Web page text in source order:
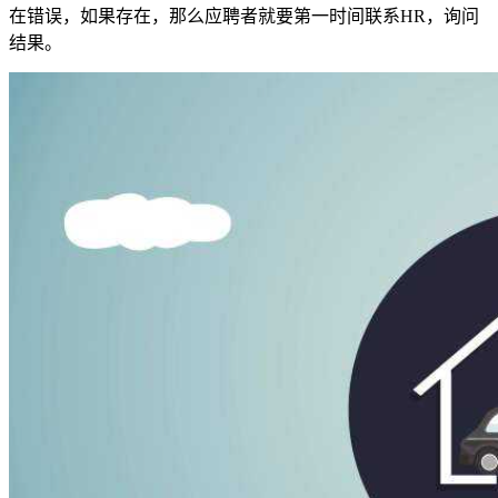
在错误，如果存在，那么应聘者就要第一时间联系HR，询问
结果。